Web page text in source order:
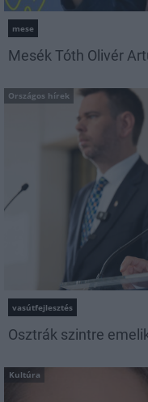
mese
Mesék Tóth Olivér
Országos hírek
vasútfejlesztés
Osztrák szintre
Kultúra